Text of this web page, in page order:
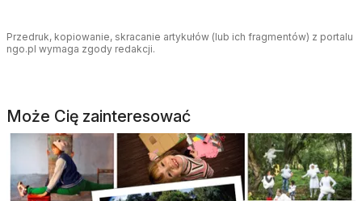
Przedruk, kopiowanie, skracanie artykułów (lub ich fragmentów) z portalu
ngo.pl wymaga zgody redakcji.
Może Cię zainteresować